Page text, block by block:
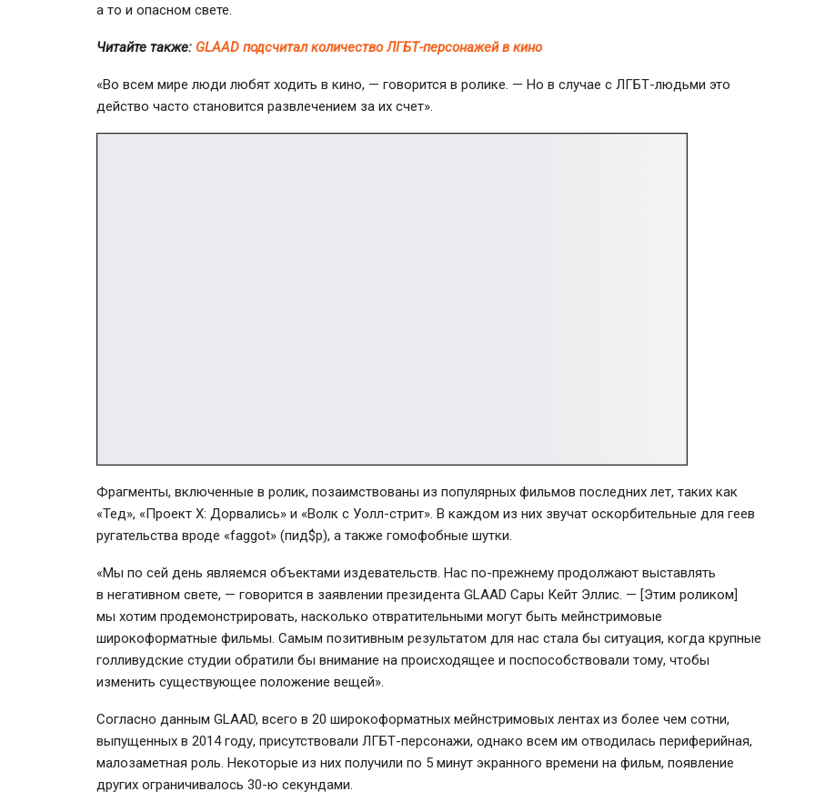
а то и опасном свете.
Читайте также: GLAAD подсчитал количество ЛГБТ-персонажей в кино
«Во всем мире люди любят ходить в кино, — говорится в ролике. — Но в случае с ЛГБТ-людьми это
действо часто становится развлечением за их счет».
Фрагменты, включенные в ролик, позаимствованы из популярных фильмов последних лет, таких как
«Тед», «Проект X: Дорвались» и «Волк с Уолл-стрит». В каждом из них звучат оскорбительные для геев
ругательства вроде «faggot» (пид$р), а также гомофобные шутки.
«Мы по сей день являемся объектами издевательств. Нас по-прежнему продолжают выставлять
в негативном свете, — говорится в заявлении президента GLAAD Сары Кейт Эллис. — [Этим роликом]
мы хотим продемонстрировать, насколько отвратительными могут быть мейнстримовые
широкоформатные фильмы. Самым позитивным результатом для нас стала бы ситуация, когда крупные
голливудские студии обратили бы внимание на происходящее и поспособствовали тому, чтобы
изменить существующее положение вещей».
Согласно данным GLAAD, всего в 20 широкоформатных мейнстримовых лентах из более чем сотни,
выпущенных в 2014 году, присутствовали ЛГБТ-персонажи, однако всем им отводилась периферийная,
малозаметная роль. Некоторые из них получили по 5 минут экранного времени на фильм, появление
других ограничивалось 30-ю секундами.